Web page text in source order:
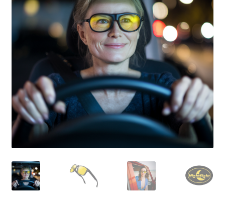
Contact
Klantenservice
Linkpartners
My account
Over Ons
Overzicht
Privacybeleid
Retourbeleid